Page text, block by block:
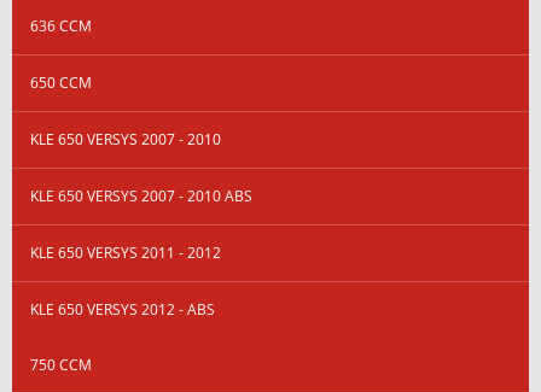
636 CCM
650 CCM
KLE 650 VERSYS 2007 - 2010
KLE 650 VERSYS 2007 - 2010 ABS
KLE 650 VERSYS 2011 - 2012
KLE 650 VERSYS 2012 - ABS
750 CCM